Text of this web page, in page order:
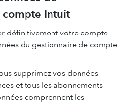
Intuit
définitivement votre compte
du gestionnaire de compte
supprimez vos données
et tous les abonnements
comprennent les